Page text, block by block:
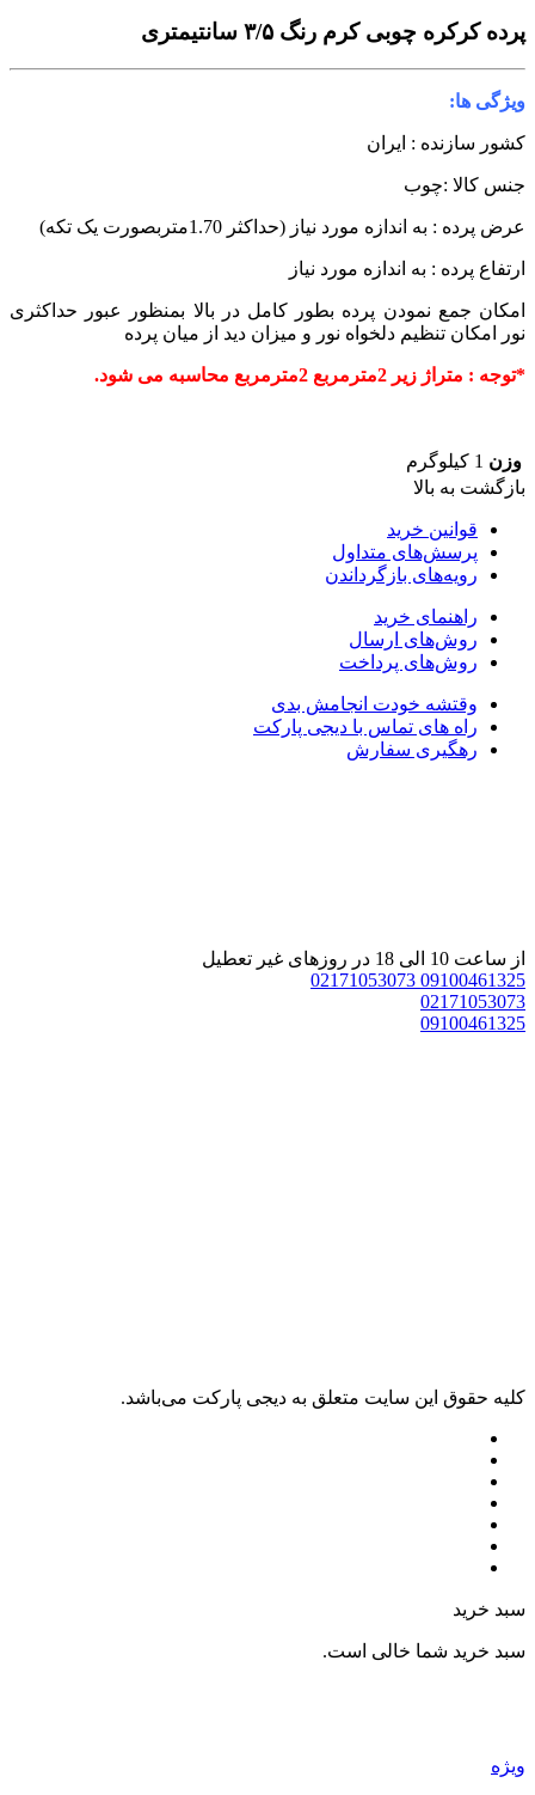
پرده کرکره چوبی کرم رنگ ۳/۵ سانتیمتری
ویژگی ها:
کشور سازنده : ایران
جنس کالا :چوب
عرض پرده : به اندازه مورد نیاز (حداکثر 1.70متربصورت یک تکه)
ارتفاع پرده : به اندازه مورد نیاز
امکان جمع نمودن پرده بطور کامل در بالا بمنظور عبور حداکثری
نور
امکان تنظیم دلخواه نور و میزان دید از میان پرده
*توجه : متراژ زیر 2مترمربع 2مترمربع محاسبه می شود.
وزن 1 کیلوگرم
بازگشت به بالا
قوانین خرید
پرسش‌های متداول
رویه‌های بازگرداندن
راهنمای خرید
روش‌های ارسال
روش‌های پرداخت
وقتشه خودت انجامش بدی
راه های تماس با دیجی پارکت
رهگیری سفارش
از ساعت 10 الی 18 در روزهای غیر تعطیل
09100461325
02171053073
02171053073
09100461325
کليه حقوق اين سايت متعلق به دیجی پارکت می‌باشد.
سبد خرید
سبد خرید شما خالی است.
ویژه